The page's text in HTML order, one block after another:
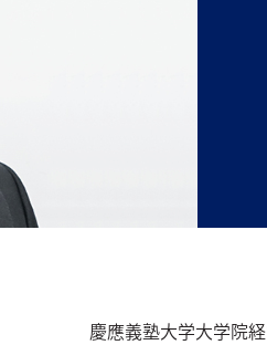
慶應義塾大学大学院